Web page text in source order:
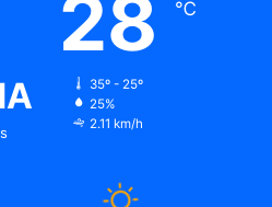
28 ℃
35º - 25º
25%
2.11 km/h